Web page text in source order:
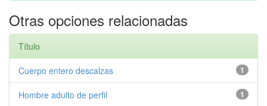
Otras opciones relacionadas
Título
1
Cuerpo entero descalzas
1
Hombre adulto de perfil